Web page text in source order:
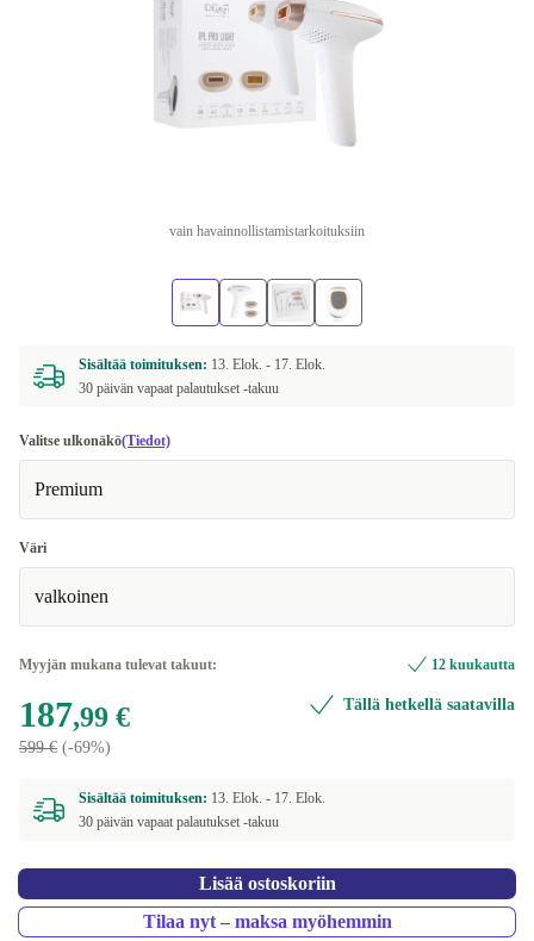
vain havainnollistamistarkoituksiin
Sisältää toimituksen: 13. Elok. - 17. Elok.
30 päivän vapaat palautukset -takuu
Valitse ulkonäkö(Tiedot)
Premium
Väri
valkoinen
Myyjän mukana tulevat takuut: 12 kuukautta
187,99 €
599 € (-69%)
Tällä hetkellä saatavilla
Sisältää toimituksen: 13. Elok. - 17. Elok.
30 päivän vapaat palautukset -takuu
Lisää ostoskoriin
Tilaa nyt – maksa myöhemmin